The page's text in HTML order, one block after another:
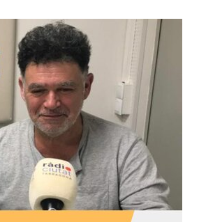
amunt/cap
avall
per
a
incrementar
disminuir
el
volum.